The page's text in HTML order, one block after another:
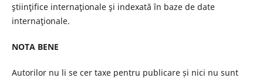
ştiinţifice internaţionale şi indexată în baze de date
internaţionale.
NOTA BENE
Autorilor nu li se cer taxe pentru publicare și nici nu sunt